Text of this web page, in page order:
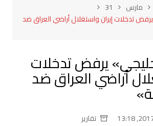
مارس
31
تدخلات إيران واستغلال أراضي العراق ضد
يرفض تدخلات
أراضي العراق ضد
تقارير